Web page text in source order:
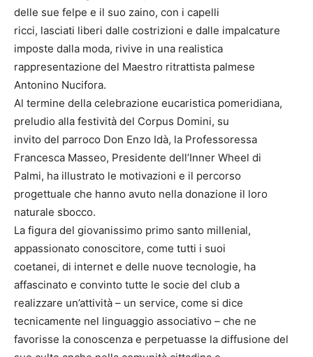
delle sue felpe e il suo zaino, con i capelli
ricci, lasciati liberi dalle costrizioni e dalle impalcature
imposte dalla moda, rivive in una realistica
rappresentazione del Maestro ritrattista palmese
Antonino Nucifora.
Al termine della celebrazione eucaristica pomeridiana,
preludio alla festività del Corpus Domini, su
invito del parroco Don Enzo Idà, la Professoressa
Francesca Masseo, Presidente dell’Inner Wheel di
Palmi, ha illustrato le motivazioni e il percorso
progettuale che hanno avuto nella donazione il loro
naturale sbocco.
La figura del giovanissimo primo santo millenial,
appassionato conoscitore, come tutti i suoi
coetanei, di internet e delle nuove tecnologie, ha
affascinato e convinto tutte le socie del club a
realizzare un’attività – un service, come si dice
tecnicamente nel linguaggio associativo – che ne
favorisse la conoscenza e perpetuasse la diffusione del